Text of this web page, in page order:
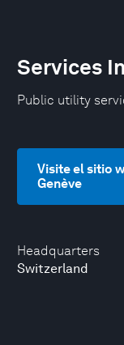
Headquarters
Switzerland
Services
Public utility
Visite el sitio
Genève